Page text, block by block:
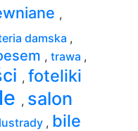
,
damska ,
, trawa ,
, foteliki
, salon
, bile